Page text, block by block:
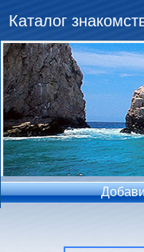
Каталог